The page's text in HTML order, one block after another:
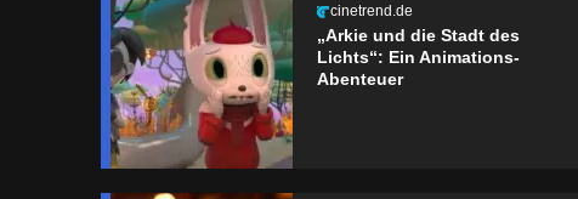
cinetrend.de
„Arkie und die Stadt des
Lichts“: Ein Animations-
Abenteuer